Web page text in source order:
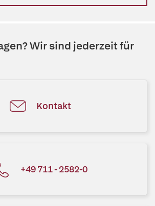
Wir sind jederzeit für
Kontakt
+49 711 - 2582-0